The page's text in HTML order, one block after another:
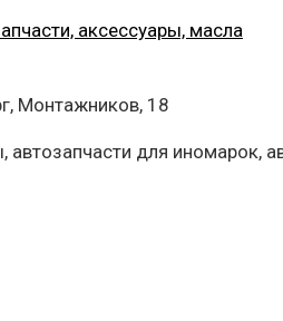
аксессуары, масла
Монтажников, 18
автозапчасти для